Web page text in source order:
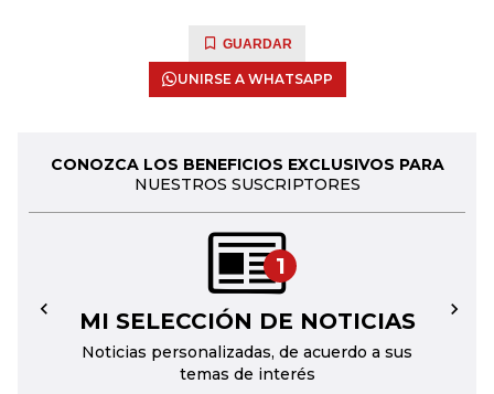
GUARDAR
UNIRSE A WHATSAPP
CONOZCA LOS BENEFICIOS EXCLUSIVOS PARA
NUESTROS SUSCRIPTORES
1
MI SELECCIÓN DE NOTICIAS
Noticias personalizadas, de acuerdo a sus
temas de interés
← →